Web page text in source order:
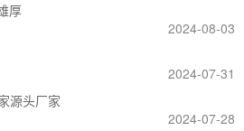
厚
2024-08-03
2024-07-31
源头厂家
2024-07-28